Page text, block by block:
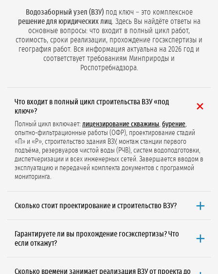
Водозаборный узел (ВЗУ)под ключ – это комплексное
решение для юридических лиц . Здесь Вы найдёте ответы на
основные вопросы: что входит в полный цикл работ,
стоимость, сроки реализации, прохождение госэкспертизы и
география работ. Вся информация актуальна на 2026 год и
соответствует требованиям Минприроды и
Роспотребнадзора.
Что входит в полный цикл строительства ВЗУ «под
ключ»?
Полный цикл включает: лицензирование скважины, бурение,
опытно-фильтрационные работы (ОФР), проектирование стадий
«П» и «Р», строительство здания ВЗУ, монтаж станции первого
подъёма, резервуаров чистой воды (РЧВ), систем водоподготовки,
диспетчеризации и всех инженерных сетей. Завершается вводом в
эксплуатацию и передачей комплекта документов с программой
мониторинга.
Сколько стоит проектирование и строительство ВЗУ?
питьевая), необходимости ГИН, ЗСО, состава проекта и региона.
Рассчитаем бесплатно
Гарантируете ли вы прохождение госэкспертизы? Что
если откажут?
Сколько времени занимает реализация ВЗУ от проекта до